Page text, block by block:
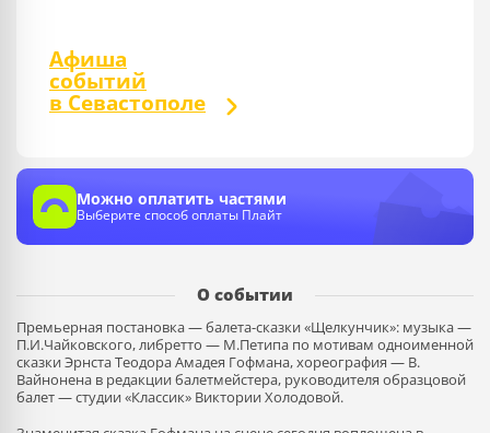
Афиша
событий
в Севастополе
Можно оплатить частями
Выберите способ оплаты Плайт
О событии
Премьерная постановка — балета-сказки «Щелкунчик»: музыка —
П.И.Чайковского, либретто — М.Петипа по мотивам одноименной
сказки Эрнста Теодора Амадея Гофмана, хореография — В.
Вайнонена в редакции балетмейстера, руководителя образцовой
балет — студии «Классик» Виктории Холодовой.